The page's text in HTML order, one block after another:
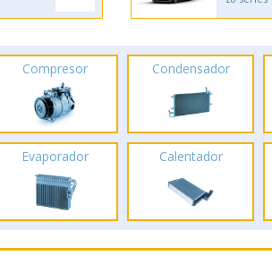
Compresor Condensador
Evaporador Calentador